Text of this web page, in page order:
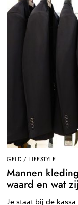
GELD / LIFESTYLE
Mannen
waard en wat
Je staat bij de